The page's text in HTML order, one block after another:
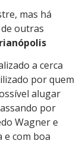
mas há
outras
a cerca
por quem
alugar
por
Wagner e
e com boa